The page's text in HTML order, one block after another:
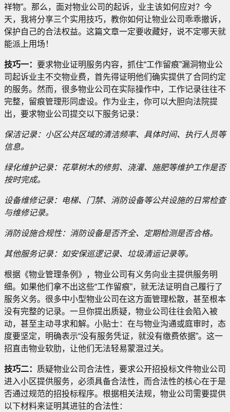
祥物”。那么，面对物业公司的起诉，业主该如何应对？今
天，我将分享三个实用技巧，教你如何让物业公司乖乖撤诉，
保护自己的合法权益。这篇文章一定要收藏好，说不定哪天就
能派上用场！
技巧一： 要求物业证明服务内容，抓住“工作留痕”漏洞物业公
司起诉业主不交物业费，首先得证明他们确实提供了合同约定
的服务。然而，很多物业公司在实际操作中，工作记录往往不
完整，留痕管理形同虚设。作为业主，你可以大胆向法院提
出，要求物业公司提交以下服务记录：
保洁记录：小区公共区域的清洁频率、具体时间、执行人员等
信息。
绿化维护记录：花草树木的修剪、浇灌、施肥等维护工作是否
按时完成。
设备维修记录：电梯、门禁、消防设备等公共设施的日常检查
与维修记录。
消防设施合规性：消防设备是否齐全、定期检测是否合格。
其他服务记录：如安保巡逻记录、垃圾清运记录等。
根据《物业管理条例》，物业公司有义务向业主提供服务明
细。如果他们拿不出这些“工作留痕”，就无法证明自己履行了
服务义务。很多中小型物业公司在这方面管理松散，甚至根本
没有完整的记录。一旦你提出质疑，物业公司往往会陷入被
动，甚至主动寻求和解。小贴士：在与物业沟通或庭审时，态
度要坚定，明确表示“没有服务凭证，就没有缴费依据”。这一
招直击物业软肋，让他们无法轻易蒙混过关。
技巧二： 质疑物业公司合法性，要求公开招投标文件物业公司
进入小区提供服务，必须具备合法性，而合法性的核心在于是
否通过规范的招投标程序。根据相关法规，物业公司需要提供
以下材料来证明其进驻的合法性：